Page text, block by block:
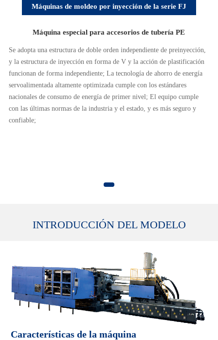
Máquinas de moldeo por inyección de la serie FJ
Máquina especial para accesorios de tubería PE
Se adopta una estructura de doble orden independiente de preinyección,
y la estructura de inyección en forma de V y la acción de plastificación
funcionan de forma independiente; La tecnología de ahorro de energía
servoalimentada altamente optimizada cumple con los estándares
nacionales de consumo de energía de primer nivel; El equipo cumple
con las últimas normas de la industria y el estado, y es más seguro y
confiable;
INTRODUCCIÓN DEL MODELO
Características de la máquina